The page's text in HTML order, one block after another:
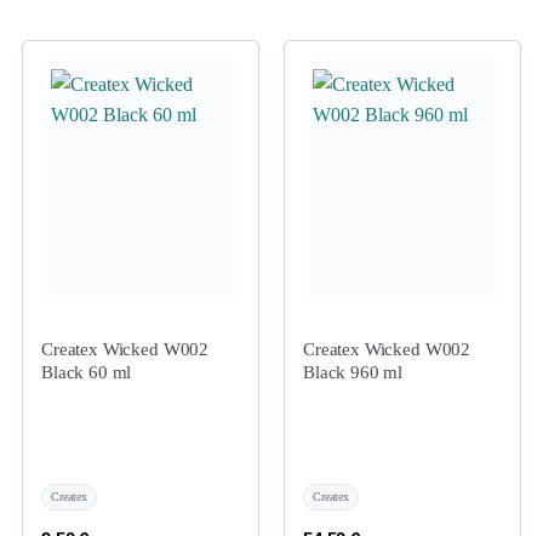
Createx Wicked W002
Black 60 ml
Createx
Createx Wicked W002
Black 960 ml
Createx